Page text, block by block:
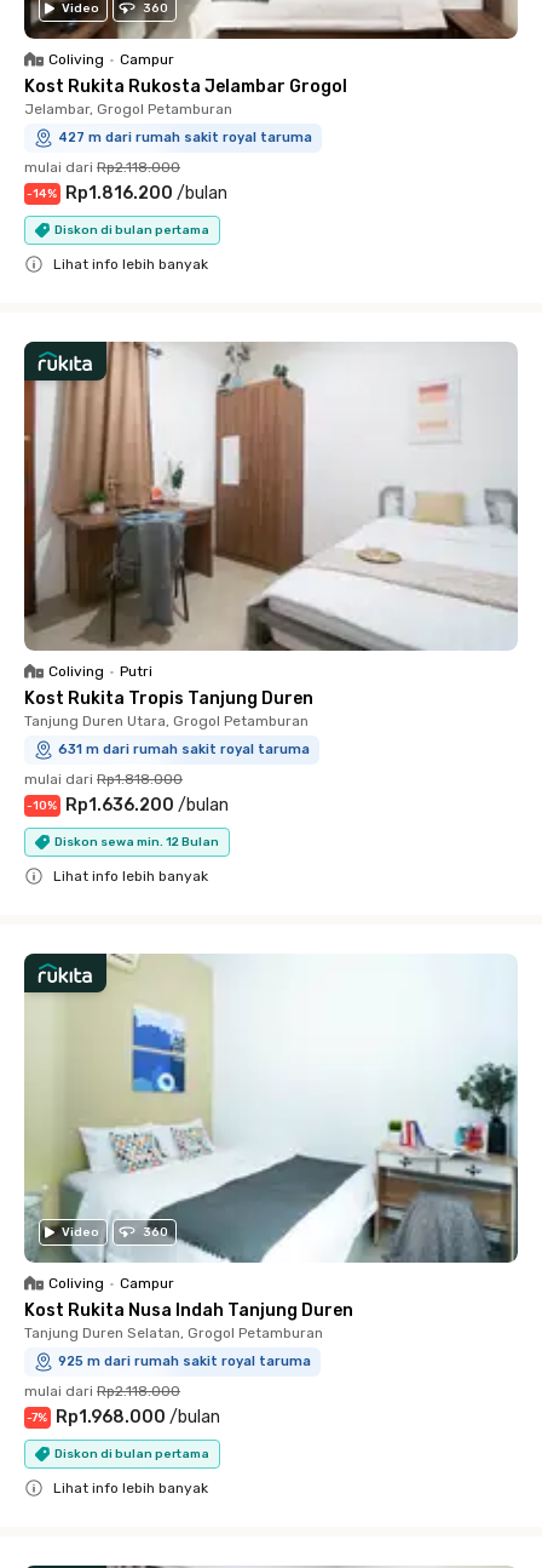
Video 360
Coliving • Campur
Kost Rukita Rukosta Jelambar Grogol
Jelambar, Grogol Petamburan
427 m dari rumah sakit royal taruma
mulai dari Rp2.118.000
-14% Rp1.816.200 /bulan
Diskon di bulan pertama
Lihat info lebih banyak
Coliving • Putri
Kost Rukita Tropis Tanjung Duren
Tanjung Duren Utara, Grogol Petamburan
631 m dari rumah sakit royal taruma
mulai dari Rp1.818.000
-10% Rp1.636.200 /bulan
Diskon sewa min. 12 Bulan
Lihat info lebih banyak
Video 360
Coliving • Campur
Kost Rukita Nusa Indah Tanjung Duren
Tanjung Duren Selatan, Grogol Petamburan
925 m dari rumah sakit royal taruma
mulai dari Rp2.118.000
-7% Rp1.968.000 /bulan
Diskon di bulan pertama
Lihat info lebih banyak